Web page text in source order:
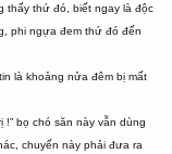
thấy thứ đó, biết ngay là độc
phi ngựa đem thứ đó đến
là khoảng nửa đêm bị mất
bọ chó săn này vẫn dùng
chuyến này phải đưa ra